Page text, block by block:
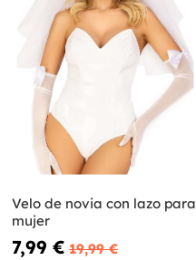
Velo de novia con lazo para
mujer
7,99 € 19,99 €